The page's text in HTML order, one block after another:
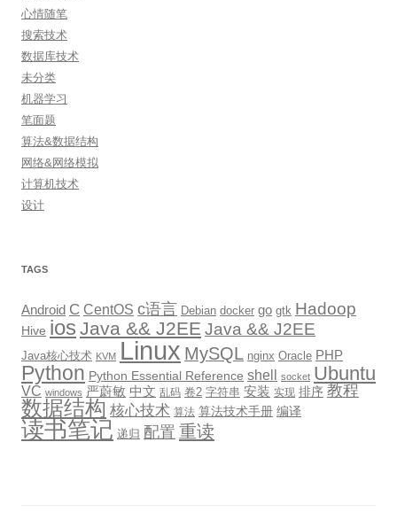
心情随笔
搜索技术
数据库技术
未分类
机器学习
笔面题
算法&数据结构
网络&网络模拟
计算机技术
设计
TAGS
Android C CentOS c语言 Debian docker go gtk Hadoop
Hive ios Java && J2EE Java && J2EE
Java核心技术 KVM Linux MySQL nginx Oracle PHP
Python Python Essential Reference shell socket Ubuntu
VC windows 严蔚敏 中文 乱码 卷2 字符串 安装 实现 排序 教程
数据结构 核心技术 算法 算法技术手册 编译
读书笔记 递归 配置 重读